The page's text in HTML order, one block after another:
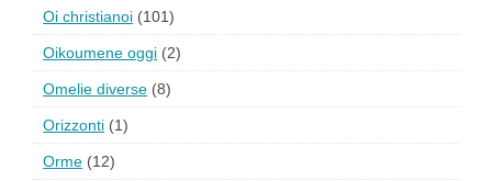
Oi christianoi (101)
Oikoumene oggi (2)
Omelie diverse (8)
Orizzonti (1)
Orme (12)